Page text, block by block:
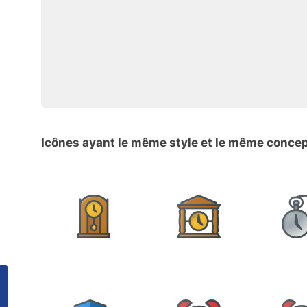
Icônes ayant le même style et le même